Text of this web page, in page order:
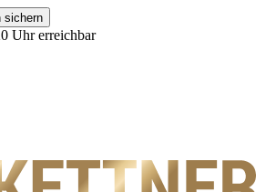
sichern
Uhr erreichbar